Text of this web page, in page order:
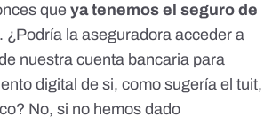
que ya tenemos el seguro de
. ¿Podría la aseguradora acceder a
nuestra cuenta bancaria para
digital de si, como sugería el tuit,
No, si no hemos dado